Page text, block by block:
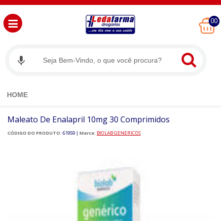
00
HOME
Maleato De Enalapril 10mg 30 Comprimidos
CÓDIGO DO PRODUTO: 61959 | Marca: BIOLAB GENERICOS